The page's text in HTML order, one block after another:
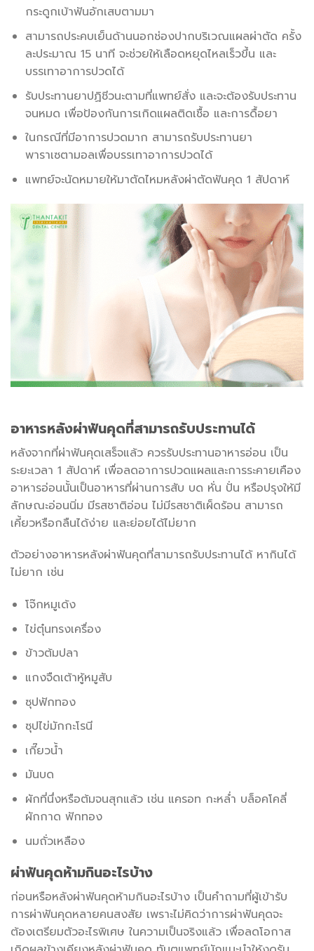
กระดูกเบ้าฟันอักเสบตามมา
สามารถประคบเย็นด้านนอกช่องปากบริเวณแผลผ่าตัด ครั้ง
ละประมาณ 15 นาที จะช่วยให้เลือดหยุดไหลเร็วขึ้น และ
บรรเทาอาการปวดได้
รับประทานยาปฏิชีวนะตามที่แพทย์สั่ง และจะต้องรับประทาน
จนหมด เพื่อป้องกันการเกิดแผลติดเชื้อ และการดื้อยา
ในกรณีที่มีอาการปวดมาก สามารถรับประทานยา
พาราเซตามอลเพื่อบรรเทาอาการปวดได้
แพทย์จะนัดหมายให้มาตัดไหมหลังผ่าตัดฟันคุด 1 สัปดาห์
อาหารหลังผ่าฟันคุดที่สามารถรับประทานได้
หลังจากที่ผ่าฟันคุดเสร็จแล้ว ควรรับประทานอาหารอ่อน เป็น
ระยะเวลา 1 สัปดาห์ เพื่อลดอาการปวดแผลและการระคายเคือง
อาหารอ่อนนั้นเป็นอาหารที่ผ่านการสับ บด หั่น ปั่น หรือปรุงให้มี
ลักษณะอ่อนนิ่ม มีรสชาติอ่อน ไม่มีรสชาติเผ็ดร้อน สามารถ
เคี้ยวหรือกลืนได้ง่าย และย่อยได้ไม่ยาก
ตัวอย่างอาหารหลังผ่าฟันคุดที่สามารถรับประทานได้ หากินได้
ไม่ยาก เช่น
โจ๊กหมูเด้ง
ไข่ตุ๋นทรงเครื่อง
ข้าวต้มปลา
แกงจืดเต้าหู้หมูสับ
ซุปฟักทอง
ซุปไข่มักกะโรนี
เกี๊ยวน้ำ
มันบด
ผักที่นึ่งหรือต้มจนสุกแล้ว เช่น แครอท กะหล่ำ บล็อคโคลี่
ผักกาด ฟักทอง
นมถั่วเหลือง
ผ่าฟันคุดห้ามกินอะไรบ้าง
ก่อนหรือหลังผ่าฟันคุดห้ามกินอะไรบ้าง เป็นคำถามที่ผู้เข้ารับ
การผ่าฟันคุดหลายคนสงสัย เพราะไม่คิดว่าการผ่าฟันคุดจะ
ต้องเตรียมตัวอะไรพิเศษ ในความเป็นจริงแล้ว เพื่อลดโอกาส